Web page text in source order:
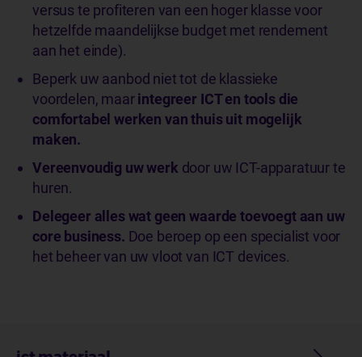
versus te profiteren van een hoger klasse voor
hetzelfde maandelijkse budget met rendement
aan het einde).
Beperk uw aanbod niet tot de klassieke
voordelen, maarintegreer ICT en tools die
comfortabel werken van thuis uit mogelijk
maken.
Vereenvoudig uw werk door uw ICT-apparatuur te
huren.
Delegeer alles wat geen waarde toevoegt aan uw
core business. Doe beroep op een specialist voor
het beheer van uw vloot van ICT devices.